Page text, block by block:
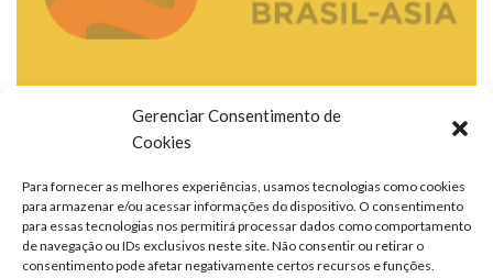
Gerenciar Consentimento de
Cookies
Para fornecer as melhores experiências, usamos tecnologias como cookies
para armazenar e/ou acessar informações do dispositivo. O consentimento
para essas tecnologias nos permitirá processar dados como comportamento
de navegação ou IDs exclusivos neste site. Não consentir ou retirar o
consentimento pode afetar negativamente certos recursos e funções.